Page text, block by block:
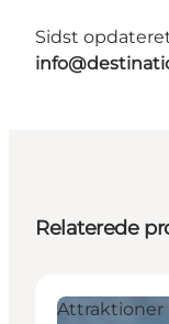
Sidst
Relaterede
Attraktioner